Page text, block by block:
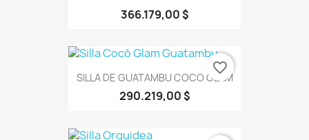
366.179,00 $
SILLA DE GUATAMBU COCO GLAM
290.219,00 $
favorite_border